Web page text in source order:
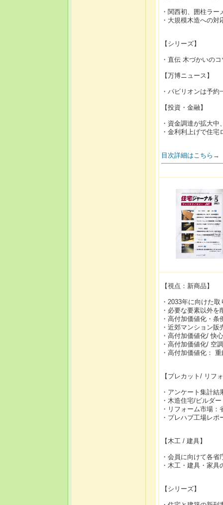
・関西初、囲柱ラ
・大規模木造への
【シリーズ】
・直伝 木づかいの
【万博ニュース】
・パビリオンは予
【投資・金融】
・資金調達が拡大
・金利利上げで住
目次詳細はこちら→
【視点：新商品】
・2033年に向けた
・必要な要素以外
・高付加価値化・
・近郊マンション
・高付加価値化/ 快
・高付加価値化/ 空
・高付加価値化：
【プレカット/ リフ
・アンケート集計
・木造住宅/ビルダ
・リフォーム市場
・プレハブ工場レ
【木工 / 建具】
・会員に向けて各
・木工・建具・家
【シリーズ】